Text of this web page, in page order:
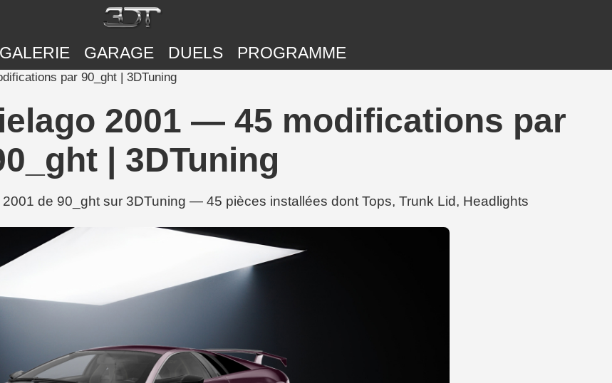
GALERIE GARAGE DUELS PROGRAMME
par 90_ght | 3DTuning
2001 — 45 modifications par
| 3DTuning
de 90_ght sur 3DTuning — 45 pièces installées dont Tops, Trunk Lid, Headlights